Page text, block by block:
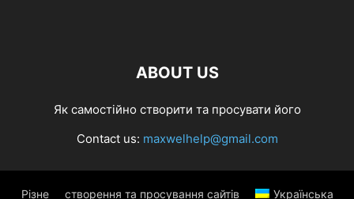
ABOUT US
Як самостійно створити та просувати його
Contact us: maxwelhelp@gmail.com
Різне створення та просування сайтів Українська